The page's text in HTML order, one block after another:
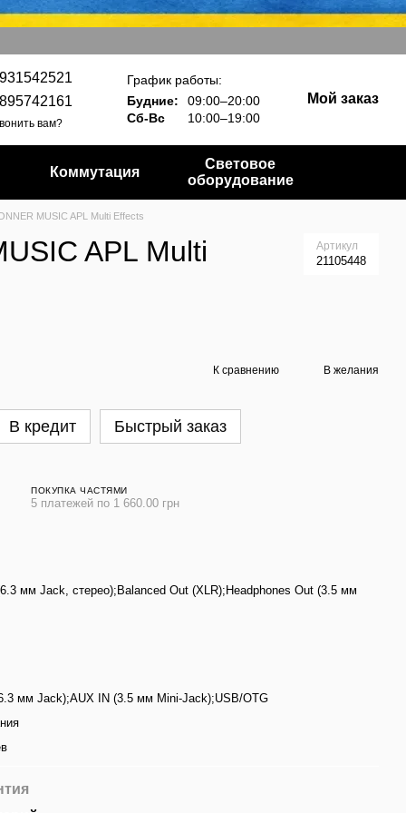
вам?
График работы:
Будние:
09:00–20:00
Сб-Вс
10:00–19:00
Мой заказ
Коммутация
Световое
оборудование
MUSIC APL Multi Effects
APL Multi
Артикул
21105448
К сравнению В желания
В кредит Быстрый заказ
ПОКУПКА ЧАСТЯМИ
5 платежей по 1 660.00 грн
мм Jack, стерео);Balanced Out (XLR);Headphones Out (3.5 мм
мм Jack);AUX IN (3.5 мм Mini-Jack);USB/OTG